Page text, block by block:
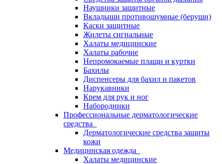
Наушники защитные
Вкладыши противошумные (беруши)
Каски защитные
Жилеты сигнальные
Халаты медицинские
Халаты рабочие
Непромокаемые плащи и куртки
Бахилы
Диспенсеры для бахил и пакетов
Нарукавники
Крем для рук и ног
Набородники
Профессиональные дерматологические
средства
Дерматологические средства защиты
кожи
Медицинская одежда
Халаты медицинские